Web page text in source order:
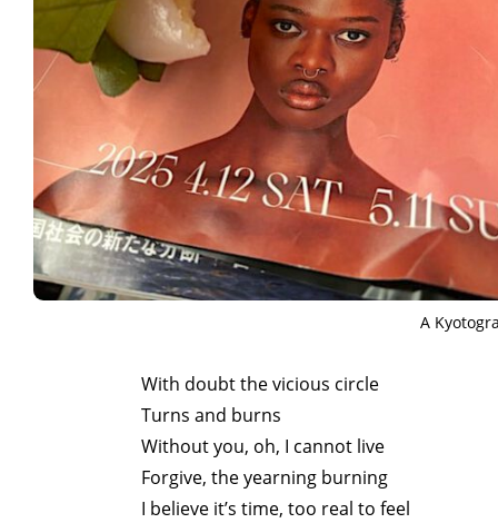
A
With doubt the vicious circle
Turns and burns
Without you, oh, I cannot live
Forgive, the yearning burning
I believe it’s time, too real to feel